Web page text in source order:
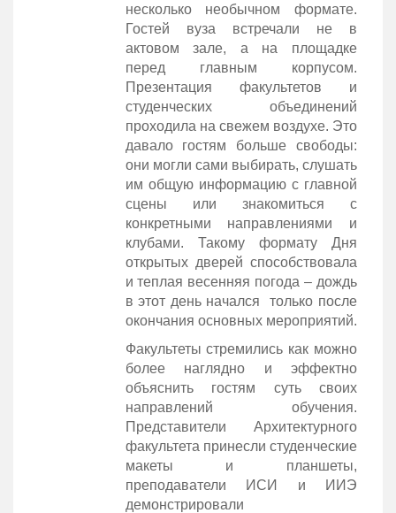
несколько необычном формате.
Гостей вуза встречали не в
актовом зале, а на площадке
перед главным корпусом.
Презентация факультетов и
студенческих объединений
проходила на свежем воздухе. Это
давало гостям больше свободы:
они могли сами выбирать, слушать
им общую информацию с главной
сцены или знакомиться с
конкретными направлениями и
клубами. Такому формату Дня
открытых дверей способствовала
и теплая весенняя погода – дождь
в этот день начался только после
окончания основных мероприятий.
Факультеты стремились как можно
более наглядно и эффектно
объяснить гостям суть своих
направлений обучения.
Представители Архитектурного
факультета принесли студенческие
макеты и планшеты,
преподаватели ИСИ и ИИЭ
демонстрировали